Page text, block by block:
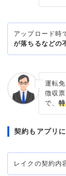
アップロード時
が落ちるなどの
運転
徴収
で、
契約もアプリ
レイクの契約内